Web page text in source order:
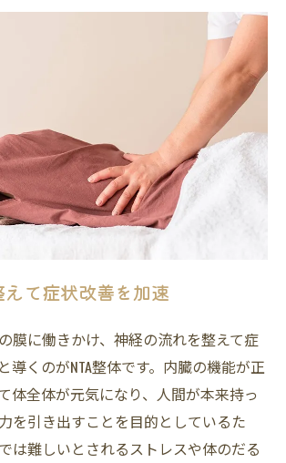
て症状改善を加速
膜に働きかけ、神経の流れを整えて症
導くのがNTA整体です。内臓の機能が正
体全体が元気になり、人間が本来持っ
を引き出すことを目的としているた
は難しいとされるストレスや体のだる